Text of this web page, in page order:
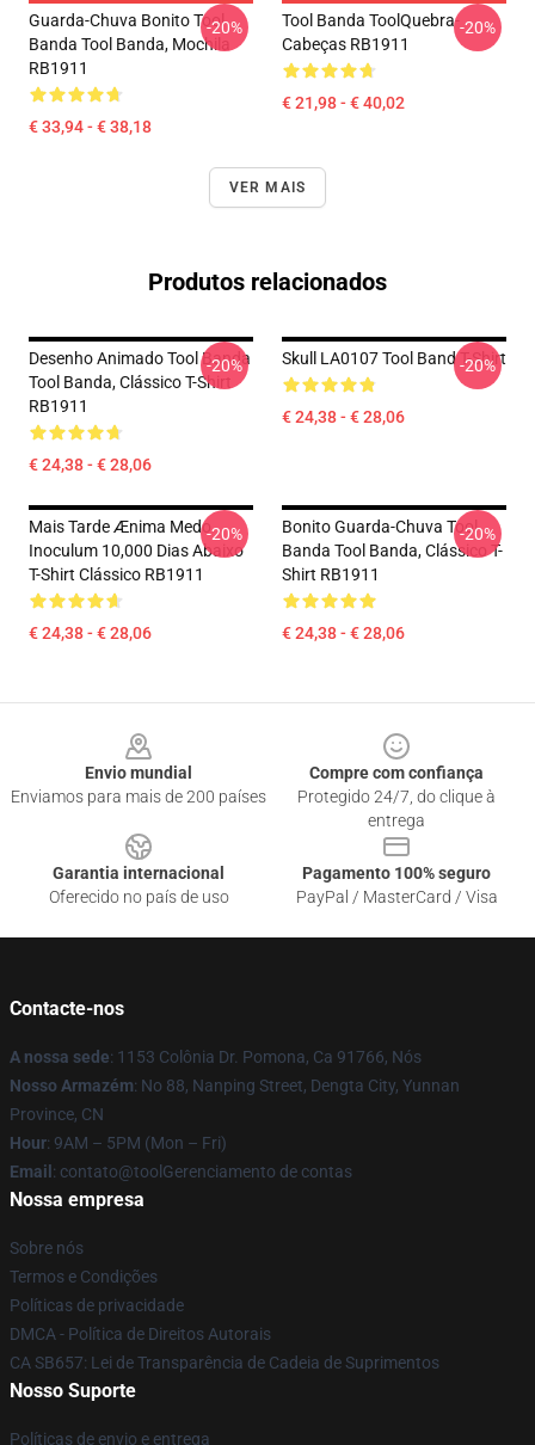
Guarda-Chuva Bonito Tool
Banda Tool Banda, Mochila
RB1911
€ 33,94 - € 38,18
-20%
Tool Banda ToolQuebra-
Cabeças RB1911
€ 21,98 - € 40,02
-20%
VER MAIS
Produtos relacionados
Desenho Animado Tool Banda
Tool Banda, Clássico T-Shirt
RB1911
€ 24,38 - € 28,06
-20% Skull LA0107 Tool Band T-Shirt
€ 24,38 - € 28,06
-20%
Mais Tarde Ænima Medo
Inoculum 10,000 Dias Abaixo
T-Shirt Clássico RB1911
€ 24,38 - € 28,06
-20%
Bonito Guarda-Chuva Tool
Banda Tool Banda, Clássico T-
Shirt RB1911
€ 24,38 - € 28,06
-20%
Envio mundial
Enviamos para mais de 200 países
Compre com confiança
Protegido 24/7, do clique à
entrega
Garantia internacional
Oferecido no país de uso
Pagamento 100% seguro
PayPal / MasterCard / Visa
Contacte-nos
A nossa sede: 1153 Colônia Dr. Pomona, Ca 91766, Nós
Nosso Armazém: No 88, Nanping Street, Dengta City, Yunnan
Province, CN
Hour: 9AM – 5PM (Mon – Fri)
Email : contato@toolGerenciamento de contas
Nossa empresa
Sobre nós
Termos e Condições
Políticas de privacidade
DMCA - Política de Direitos Autorais
CA SB657: Lei de Transparência de Cadeia de Suprimentos
Nosso Suporte
Políticas de envio e entrega